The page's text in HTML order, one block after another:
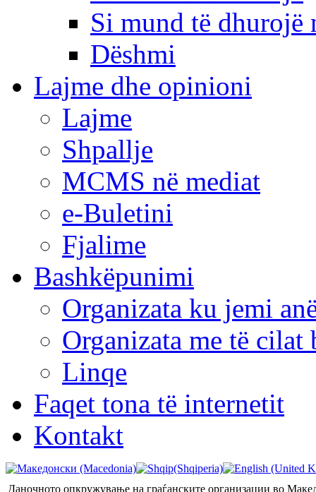
Si mund të dhurojë
Dëshmi
Lajme dhe opinioni
Lajme
Shpallje
MCMS në mediat
e-Buletini
Fjalime
Bashkëpunimi
Organizata ku jemi
Organizata me të cilat
Linqe
Faqet tona të internetit
Kontakt
Даночното опкружување на граѓанските организации во